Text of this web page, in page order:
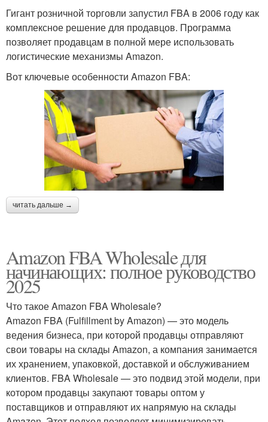
Гигант розничной торговли запустил FBA в 2006 году как
комплексное решение для продавцов. Программа
позволяет продавцам в полной мере использовать
логистические механизмы Amazon.
Вот ключевые особенности Amazon FBA:
читать дальше →
Amazon FBA Wholesale для
начинающих: полное руководство
2025
Что такое Amazon FBA Wholesale?
Amazon FBA (Fulfillment by Amazon) — это модель
ведения бизнеса, при которой продавцы отправляют
свои товары на склады Amazon, а компания занимается
их хранением, упаковкой, доставкой и обслуживанием
клиентов. FBA Wholesale — это подвид этой модели, при
котором продавцы закупают товары оптом у
поставщиков и отправляют их напрямую на склады